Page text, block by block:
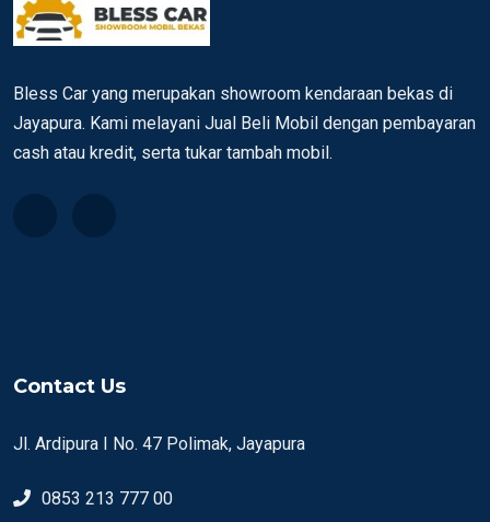
Bless Car yang merupakan showroom kendaraan bekas di
Jayapura. Kami melayani Jual Beli Mobil dengan pembayaran
cash atau kredit, serta tukar tambah mobil.
Contact Us
Jl. Ardipura I No. 47 Polimak, Jayapura
0853 213 777 00